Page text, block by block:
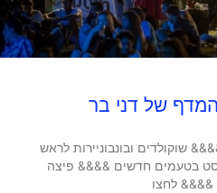
של דני בר
שוקולדים ובונבוניירות לראש
בטעמים חדשים &&&& פיצה
לחצו